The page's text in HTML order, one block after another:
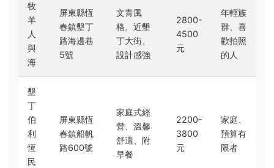
牧
羊
人
與
海
屏東縣恆
春鎮墾丁
路海邊巷
5號
文青風
格、近墾
丁大街、
設計感強
2800-
4500
元
年輕族
群、喜
歡拍照
的人
墾
丁
伯
利
恆
民
屏東縣恆
春鎮船帆
路600號
家庭式經
營、溫馨
舒適、附
早餐
2200-
3800
元
家庭、
預算有
限者